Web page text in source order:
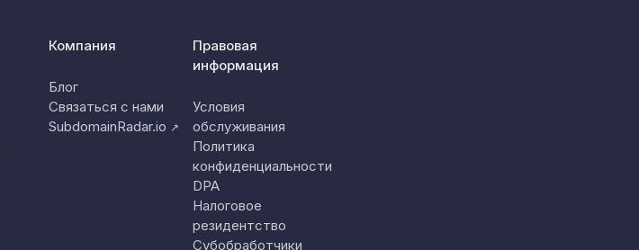
Компания
Блог
Связаться с нами
SubdomainRadar.io ↗
Правовая
информация
Условия
обслуживания
Политика
конфиденциальности
DPA
Налоговое
резидентство
Субобработчики